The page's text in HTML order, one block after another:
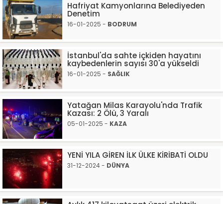
Hafriyat Kamyonlarına Belediyeden
Denetim
16-01-2025 - BODRUM
İstanbul'da sahte içkiden hayatını
kaybedenlerin sayısı 30'a yükseldi
16-01-2025 - SAĞLIK
Yatağan Milas Karayolu'nda Trafik
Kazası: 2 Ölü, 3 Yaralı
05-01-2025 - KAZA
YENİ YILA GİREN İLK ÜLKE KİRİBATİ OLDU
31-12-2024 - DÜNYA